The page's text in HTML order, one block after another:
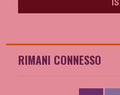
RIMANI CONNESSO